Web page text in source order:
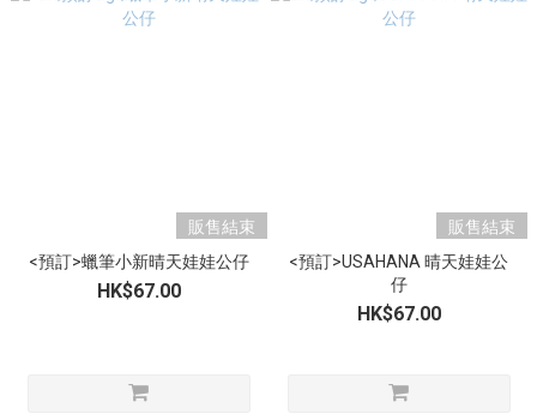
販售結束
<預訂>蠟筆小新晴天娃娃公仔
HK$67.00
販售結束
<預訂>USAHANA 晴天娃娃公
仔
HK$67.00